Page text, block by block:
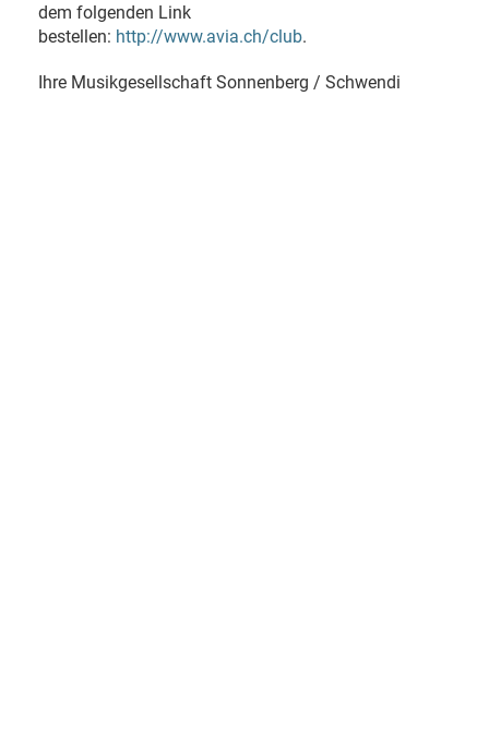
dem folgenden Link
bestellen: http://www.avia.ch/club.
Ihre Musikgesellschaft Sonnenberg / Schwendi